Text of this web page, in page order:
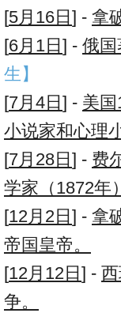
[5月16日 ] - 拿
[6月1日 ] - 俄国
生】
[7月4日 ] - 美
小说家和心理
[7月28日 ] - 费
学家（1872年）
[12月2日 ] - 拿
帝国皇帝。
[12月12日 ] -
争。